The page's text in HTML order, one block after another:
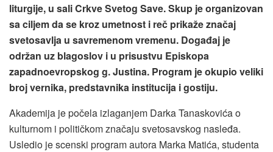
liturgije, u sali Crkve Svetog Save. Skup je organizovan
sa ciljem da se kroz umetnost i reč prikaže značaj
svetosavlja u savremenom vremenu. Događaj je
održan uz blagoslov i u prisustvu Episkopa
zapadnoevropskog g. Justina. Program je okupio veliki
broj vernika, predstavnika institucija i gostiju.
Akademija je počela izlaganjem Darka Tanaskovića o
kulturnom i političkom značaju svetosavskog nasleđa.
Usledio je scenski program autora Marka Matića, studenta